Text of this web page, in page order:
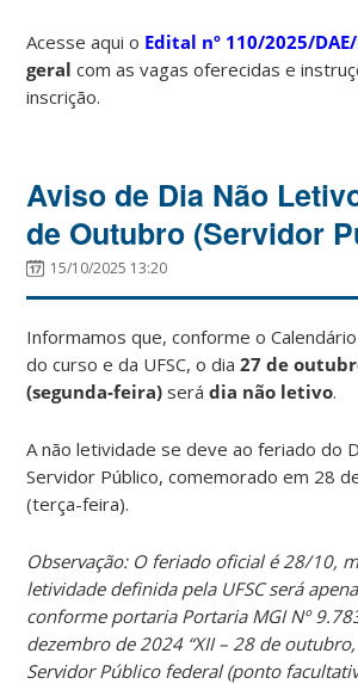
Acesse aqui o Edital nº 110/2025/DAE/
geralcom as vagas oferecidas e
inscrição.
Aviso de Dia Não
de Outubro (Servidor
15/10/2025 13:20
Informamos que, conforme o
do curso e da UFSC, o dia27 de
(segunda-feira) serádia não letivo.
A não letividade se deve ao feriado do
Servidor Público, comemorado em 28
(terça-feira).
Observação: O feriado oficial é 28/10,
letividade definida pela UFSC será
conforme portaria Portaria MGI Nº
dezembro de 2024 “XII – 28 de
Servidor Público federal (ponto